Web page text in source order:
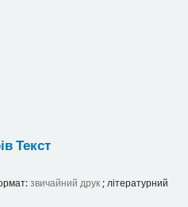
Текст
звичайний друк; літературний